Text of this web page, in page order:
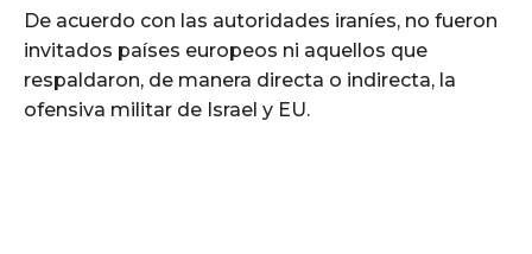
De acuerdo con las autoridades iraníes, no fueron
invitados países europeos ni aquellos que
respaldaron, de manera directa o indirecta, la
ofensiva militar de Israel y EU.